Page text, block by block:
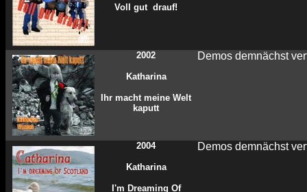
Voll gut drauf!
2002
Katharina
Ihr macht meine Welt
kaputt
Demos demnächst
2004
Katharina
I'm Dreaming Of
Demos demnächst